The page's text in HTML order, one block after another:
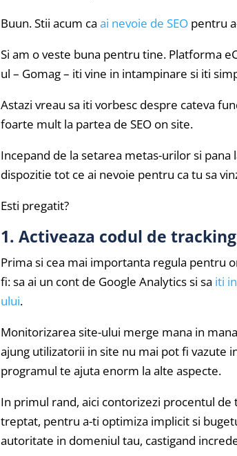
Buun. Stii acum ca ai nevoie de SEO pentru
Si am o veste buna pentru tine. Platforma
ul – Gomag – iti vine in intampinare si iti
Astazi vreau sa iti vorbesc despre cateva
foarte mult la partea de SEO on site.
Incepand de la setarea metas-urilor si
dispozitie tot ce ai nevoie pentru ca tu sa
Esti pregatit?
1. Activeaza codul de
Prima si cea mai importanta regula pentru
fi: sa ai un cont de Google Analytics si sa iti
ului.
Monitorizarea site-ului merge mana in
ajung utilizatorii in site nu mai pot fi vazute
programul te ajuta enorm la alte aspecte.
In primul rand, aici contorizezi procentul
treptat, pentru a-ti optimiza implicit si
autoritate in domeniul tau, castigand